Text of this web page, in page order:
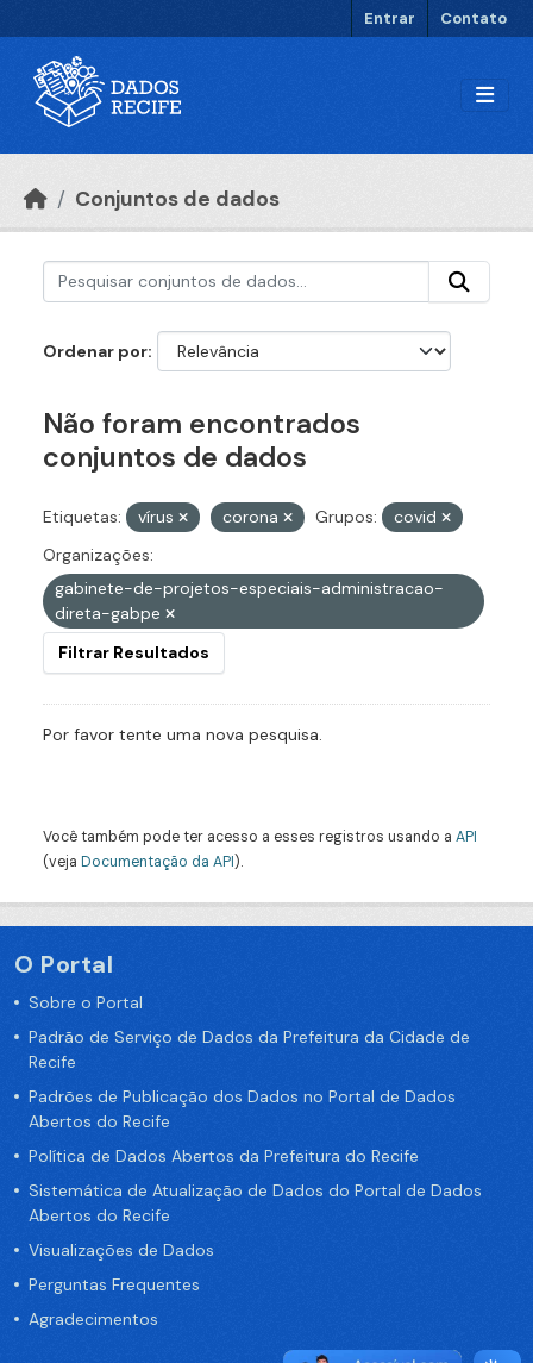
Entrar Contato
Conjuntos de dados
Ordenar por
Não foram encontrados
conjuntos de dados
Etiquetas: vírus corona Grupos:
covid
Organizações:
gabinete-de-projetos-especiais-administracao-
direta-gabpe
Filtrar Resultados
Por favor tente uma nova pesquisa.
Você também pode ter acesso a esses registros usando a API
(veja Documentação da API).
O Portal
Sobre o Portal
Padrão de Serviço de Dados da Prefeitura da Cidade de
Recife
Padrões de Publicação dos Dados no Portal de Dados
Abertos do Recife
Política de Dados Abertos da Prefeitura do Recife
Sistemática de Atualização de Dados do Portal de Dados
Abertos do Recife
Visualizações de Dados
Perguntas Frequentes
Agradecimentos